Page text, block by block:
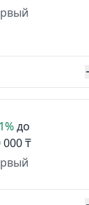
до
000 ₸